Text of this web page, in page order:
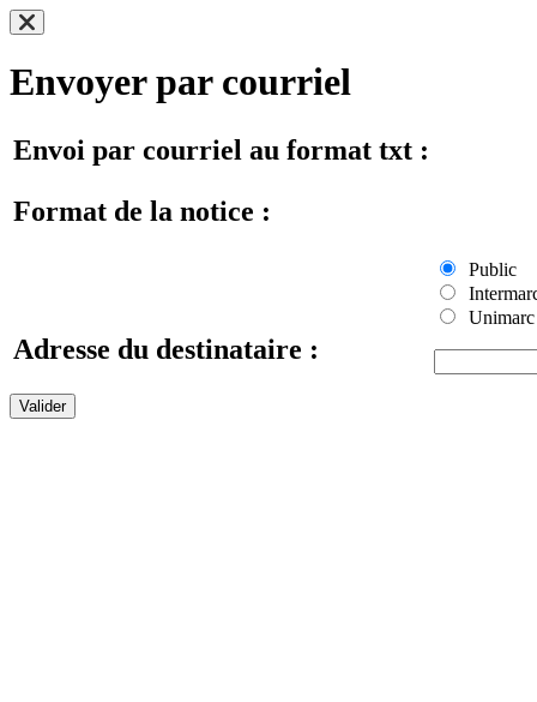
Envoyer par courriel
Envoi par courriel au format txt :
Format de la notice :
Public
Unimarc
Adresse du destinataire :